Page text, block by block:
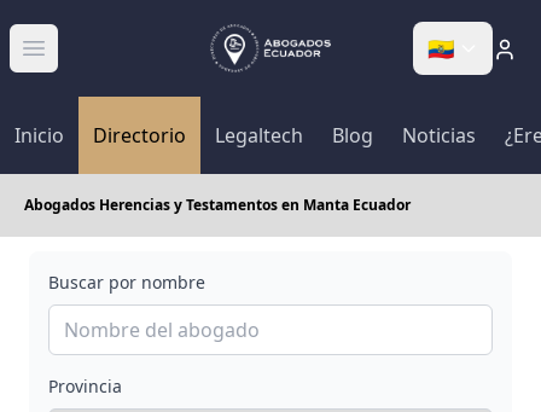
Abrir menú 🇪🇨
Inicio Directorio Legaltech Blog Noticias
Abogados Herencias y Testamentos en Manta Ecuador
Buscar por nombre
Provincia